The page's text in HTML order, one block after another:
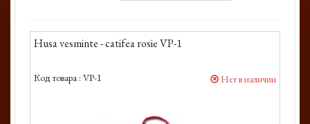
Husa vesminte - catifea rosie VP-1
Код товара : VP-1 Нет в наличии